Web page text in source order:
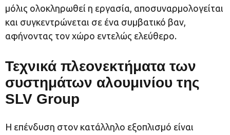
μόλις ολοκληρωθεί η εργασία, αποσυναρμολογείται
και συγκεντρώνεται σε ένα συμβατικό βαν,
αφήνοντας τον χώρο εντελώς ελεύθερο.
Τεχνικά πλεονεκτήματα των
συστημάτων αλουμινίου της
SLV Group
Η επένδυση στον κατάλληλο εξοπλισμό είναι